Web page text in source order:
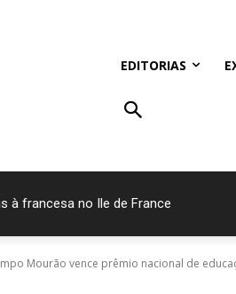
EDITORIAS
à francesa no Ile de France
Mourão vence prêmio nacional de